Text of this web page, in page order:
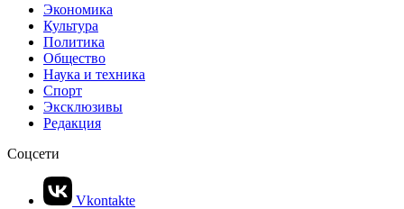
Экономика
Культура
Политика
Общество
Наука и техника
Спорт
Эксклюзивы
Редакция
Соцсети
Vkontakte